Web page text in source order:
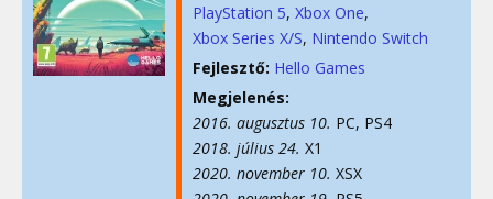
PlayStation 5 Xbox One
Xbox Series X/S Nintendo Switch
Fejlesztő: Hello Games
Megjelenés:
2016. augusztus 10. PC, PS4
2018. július 24. X1
2020. november 10. XSX